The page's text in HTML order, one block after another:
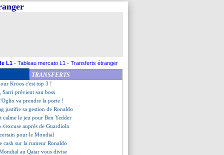
L1 - Tableau mercato L1 - Transferts étranger
TRANSFERTS
joueurs restants...
se frotte les mains
à la 25e place
Kroos c'est top 3 !
Sarri prévient son boss
va prendre la porte !
justifie sa gestion de Ronaldo
calme le jeu pour Ben Yedder
s'excuse auprès de Guardiola
pour le Mondial
cash sur la rumeur Ronaldo
au Qatar vous divise